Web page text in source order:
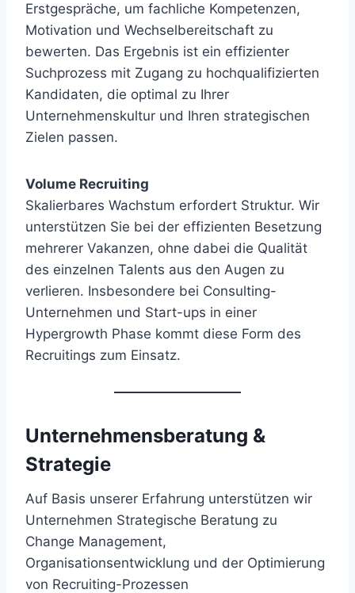
Erstgespräche, um fachliche Kompetenzen,
Motivation und Wechselbereitschaft zu
bewerten. Das Ergebnis ist ein effizienter
Suchprozess mit Zugang zu hochqualifizierten
Kandidaten, die optimal zu Ihrer
Unternehmenskultur und Ihren strategischen
Zielen passen.
Volume Recruiting
Skalierbares Wachstum erfordert Struktur. Wir
unterstützen Sie bei der effizienten Besetzung
mehrerer Vakanzen, ohne dabei die Qualität
des einzelnen Talents aus den Augen zu
verlieren. Insbesondere bei Consulting-
Unternehmen und Start-ups in einer
Hypergrowth Phase kommt diese Form des
Recruitings zum Einsatz.
Unternehmensberatung &
Strategie
Auf Basis unserer Erfahrung unterstützen wir
Unternehmen Strategische Beratung zu
Change Management,
Organisationsentwicklung und der Optimierung
von Recruiting-Prozessen